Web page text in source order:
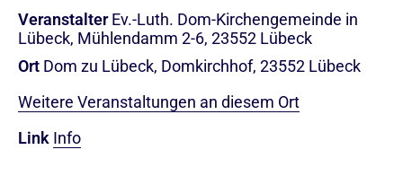
Veranstalter Ev.-Luth. Dom-Kirchengemeinde in
Lübeck, Mühlendamm 2-6, 23552 Lübeck
Ort Dom zu Lübeck, Domkirchhof, 23552 Lübeck
Weitere Veranstaltungen an diesem Ort
Link Info